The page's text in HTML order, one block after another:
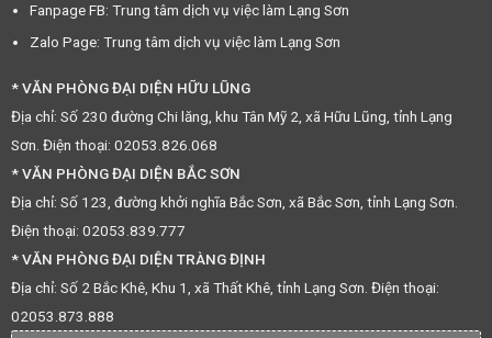
Fanpage FB: Trung tâm dịch vụ việc làm Lạng Sơn
Zalo Page: Trung tâm dịch vụ việc làm Lạng Sơn
* VĂN PHÒNG ĐẠI DIỆN HỮU LŨNG
Địa chỉ: Số 230 đường Chi lăng, khu Tân Mỹ 2, xã Hữu Lũng, tỉnh Lạng
Sơn. Điện thoại: 02053.826.068
* VĂN PHÒNG ĐẠI DIỆN BẮC SƠN
Địa chỉ: Số 123, đường khởi nghĩa Bắc Sơn, xã Bắc Sơn, tỉnh Lạng Sơn.
Điện thoại: 02053.839.777
* VĂN PHÒNG ĐẠI DIỆN TRÀNG ĐỊNH
Địa chỉ: Số 2 Bắc Khê, Khu 1, xã Thất Khê, tỉnh Lạng Sơn. Điện thoại:
02053.873.888